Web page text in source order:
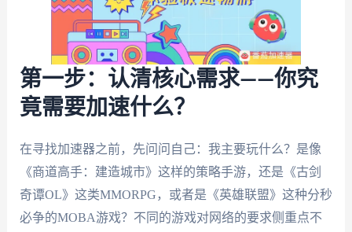
第一步：认清核心需求——你究
竟需要加速什么？
在寻找加速器之前，先问问自己：我主要玩什么？是像
《商道高手：建造城市》这样的策略手游，还是《古剑
奇谭OL》这类MMORPG，或者是《英雄联盟》这种分秒
必争的MOBA游戏？不同的游戏对网络的要求侧重点不